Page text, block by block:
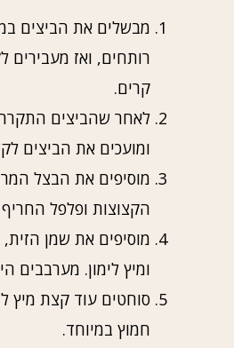
רותחים, ואז
קרים.
לאחר שהביצים
ומועכים את הביצים
מוסיפים את הבצל
הקצוצות ופלפל
מוסיפים את שמן
ומיץ לימון. מערבבים
סוחטים עוד קצת מיץ
חמוץ במיוחד.